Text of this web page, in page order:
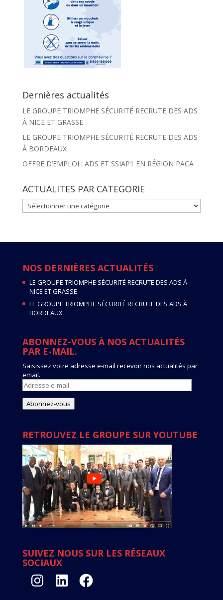
Dernières actualités
LE GROUPE TRIOMPHE SÉCURITÉ RECRUTE DES ADS
À NICE ET GRASSE
LE GROUPE TRIOMPHE SÉCURITÉ RECRUTE DES ADS
À BORDEAUX
OFFRE D’EMPLOI : ADS ET SSIAP1 EN RÉGION PACA
ACTUALITES PAR CATEGORIE
ACTUALITES
PAR
NOS DERNIÈRES ACTUALITÉS
LE GROUPE TRIOMPHE SÉCURITÉ RECRUTE DES ADS À
NICE ET GRASSE
LE GROUPE TRIOMPHE SÉCURITÉ RECRUTE DES ADS À
BORDEAUX
ABONNEZ-VOUS À NOS ACTUALITÉS
PAR E-MAIL.
Saisissez votre adresse e-mail recevoir nos actualités par
email.
Adresse
e-
mail
Abonnez-vous
RETROUVEZ LE GROUPE SUR YOUTUBE
SUIVEZ NOUS SUR LES RÉSEAUX
SOCIAUX
InstagramLinkedIn Facebook